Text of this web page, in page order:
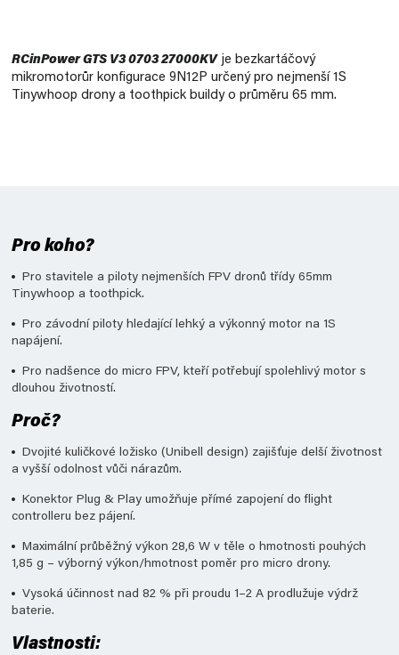
RCinPower GTS V3 0703 27000KVje bezkartáčový
mikromotorůr konfigurace 9N12P určený pro nejmenší 1S
Tinywhoop drony a toothpick buildy o průměru 65 mm.
Pro koho?
Pro stavitele a piloty nejmenších FPV dronů třídy 65mm
Tinywhoop a toothpick.
Pro závodní piloty hledající lehký a výkonný motor na 1S
napájení.
Pro nadšence do micro FPV, kteří potřebují spolehlivý motor s
dlouhou životností.
Proč?
Dvojité kuličkové ložisko (Unibell design) zajišťuje delší životnost
a vyšší odolnost vůči nárazům.
Konektor Plug & Play umožňuje přímé zapojení do flight
controlleru bez pájení.
Maximální průběžný výkon 28,6 W v těle o hmotnosti pouhých
1,85 g – výborný výkon/hmotnost poměr pro micro drony.
Vysoká účinnost nad 82 % při proudu 1–2 A prodlužuje výdrž
baterie.
Vlastnosti: